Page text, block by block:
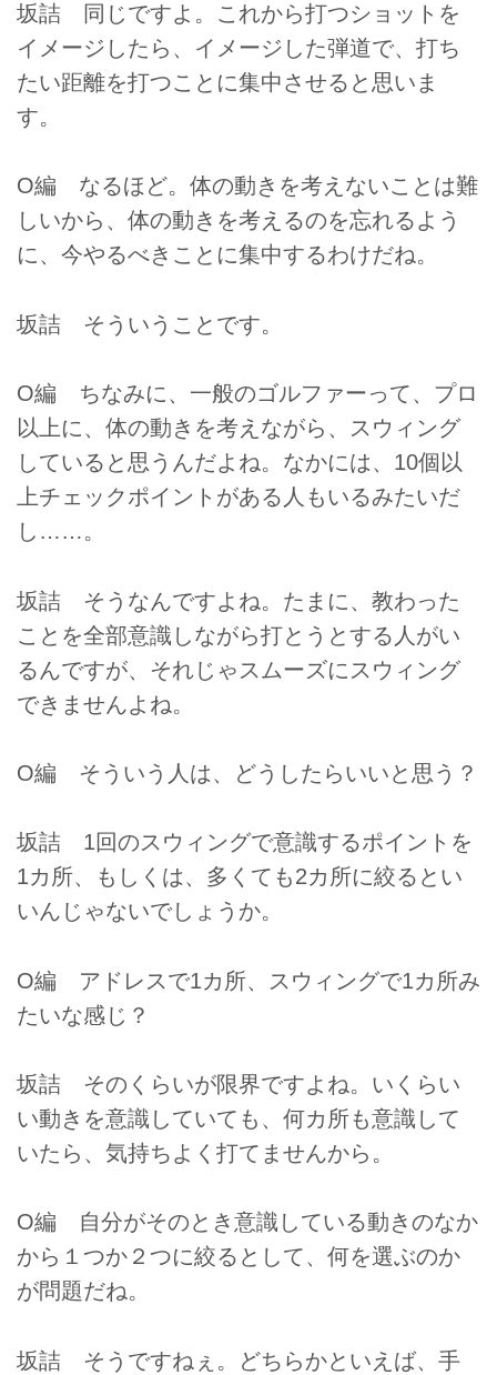
坂詰 同じですよ。これから打つショットを
イメージしたら、イメージした弾道で、打ち
たい距離を打つことに集中させると思いま
す。
O編 なるほど。体の動きを考えないことは難
しいから、体の動きを考えるのを忘れるよう
に、今やるべきことに集中するわけだね。
坂詰 そういうことです。
O編 ちなみに、一般のゴルファーって、プロ
以上に、体の動きを考えながら、スウィング
していると思うんだよね。なかには、10個以
上チェックポイントがある人もいるみたいだ
し……。
坂詰 そうなんですよね。たまに、教わった
ことを全部意識しながら打とうとする人がい
るんですが、それじゃスムーズにスウィング
できませんよね。
O編 そういう人は、どうしたらいいと思う？
坂詰 1回のスウィングで意識するポイントを
1カ所、もしくは、多くても2カ所に絞るとい
いんじゃないでしょうか。
O編 アドレスで1カ所、スウィングで1カ所み
たいな感じ？
坂詰 そのくらいが限界ですよね。いくらい
い動きを意識していても、何カ所も意識して
いたら、気持ちよく打てませんから。
O編 自分がそのとき意識している動きのなか
から１つか２つに絞るとして、何を選ぶのか
が問題だね。
坂詰 そうですねぇ。どちらかといえば、手